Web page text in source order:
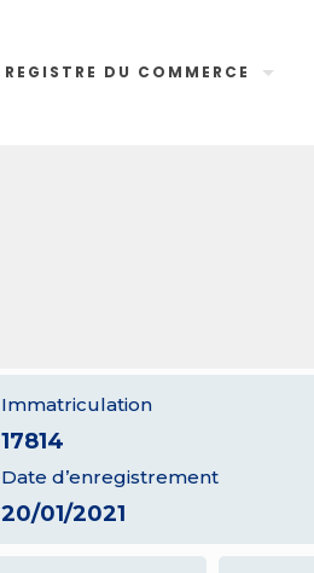
REGISTRE DU COMMERCE
Immatriculation
17814
Date d’enregistrement
20/01/2021